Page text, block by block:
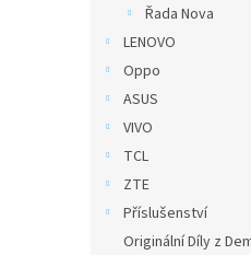
Řada Nova
LENOVO
Oppo
ASUS
VIVO
TCL
ZTE
Příslušenství
Originální Díly z